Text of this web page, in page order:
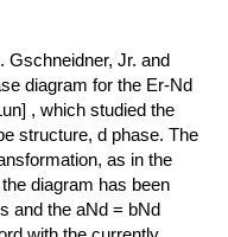
Gschneidner, Jr. and
diagram for the Er-Nd
, which studied the
structure, d phase. The
as in the
diagram has been
and the aNd = bNd